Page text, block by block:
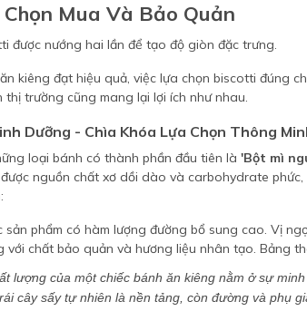
Mua Và Bảo Quản
kiêng đạt hiệu quả, việc lựa chọn biscotti đúng
thị trường cũng mang lại lợi ích như nhau.
Dưỡng - Chìa Khóa Lựa Chọn Thông
loại bánh có thành phần đầu tiên là 'Bột mì
nguồn chất xơ dồi dào và carbohydrate
sản phẩm có hàm lượng đường bổ sung cao. Vị
với chất bảo quản và hương liệu nhân tạo. Bảng
lượng của một chiếc bánh ăn kiêng nằm ở sự
cây sấy tự nhiên là nền tảng, còn đường và phụ